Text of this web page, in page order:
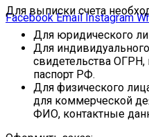
Facebook Email Instagram
Для выписки счета
Для юридического
Для
свидетельства
паспорт РФ.
Для физического
для коммерческой
ФИО, контактные